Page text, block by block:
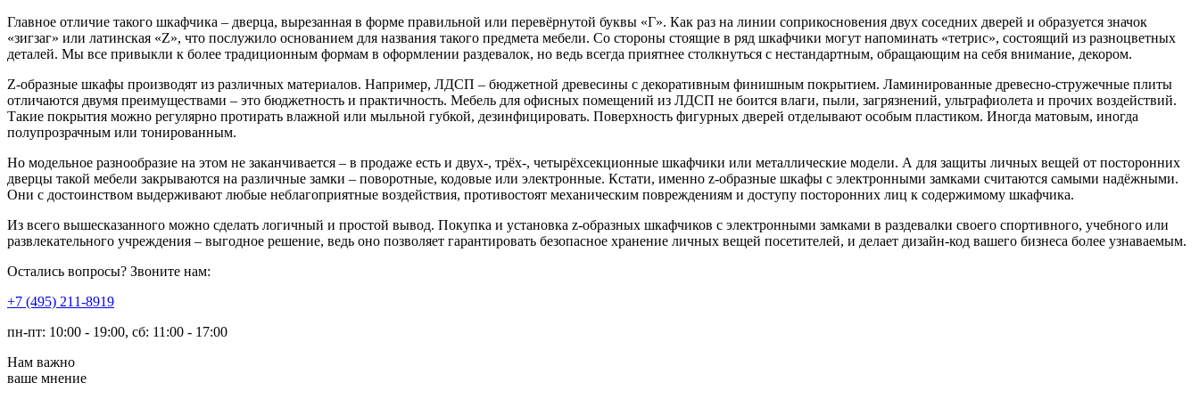
Главное отличие такого шкафчика – дверца, вырезанная в форме правильной или перевёрнутой буквы «Г». Как раз на линии соприкосновения двух соседних дверей и образуется значок
«зигзаг» или латинская «Z», что послужило основанием для названия такого предмета мебели. Со стороны стоящие в ряд шкафчики могут напоминать «тетрис», состоящий из разноцветных
деталей. Мы все привыкли к более традиционным формам в оформлении раздевалок, но ведь всегда приятнее столкнуться с нестандартным, обращающим на себя внимание, декором.
Z-образные шкафы производят из различных материалов. Например, ЛДСП – бюджетной древесины с декоративным финишным покрытием. Ламинированные древесно-стружечные плиты
отличаются двумя преимуществами – это бюджетность и практичность. Мебель для офисных помещений из ЛДСП не боится влаги, пыли, загрязнений, ультрафиолета и прочих воздействий.
Такие покрытия можно регулярно протирать влажной или мыльной губкой, дезинфицировать. Поверхность фигурных дверей отделывают особым пластиком. Иногда матовым, иногда
полупрозрачным или тонированным.
Но модельное разнообразие на этом не заканчивается – в продаже есть и двух-, трёх-, четырёхсекционные шкафчики или металлические модели. А для защиты личных вещей от посторонних
дверцы такой мебели закрываются на различные замки – поворотные, кодовые или электронные. Кстати, именно z-образные шкафы с электронными замками считаются самыми надёжными.
Они с достоинством выдерживают любые неблагоприятные воздействия, противостоят механическим повреждениям и доступу посторонних лиц к содержимому шкафчика.
Из всего вышесказанного можно сделать логичный и простой вывод. Покупка и установка z-образных шкафчиков с электронными замками в раздевалки своего спортивного, учебного или
развлекательного учреждения – выгодное решение, ведь оно позволяет гарантировать безопасное хранение личных вещей посетителей, и делает дизайн-код вашего бизнеса более узнаваемым.
Остались вопросы? Звоните нам:
​+7 (495) 211-8919
пн-пт: 10:00 - 19:00, сб: 11:00 - 17:00
Нам важно
ваше мнение